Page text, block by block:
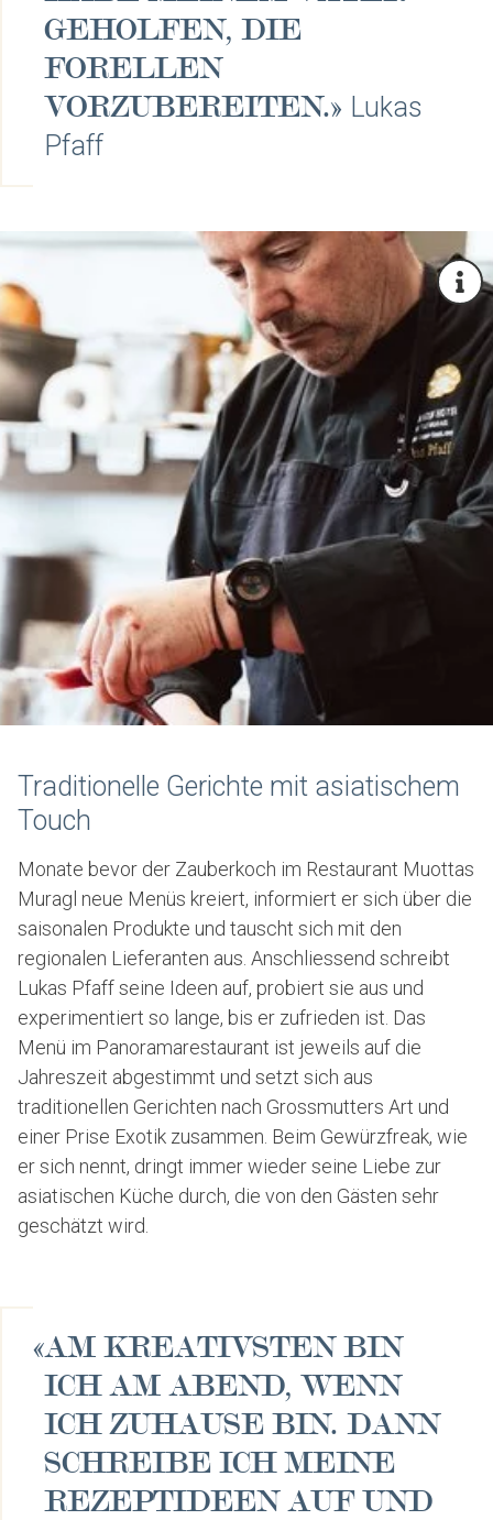
GEHOLFEN, DIE
FORELLEN
VORZUBEREITEN.» Lukas
Pfaff
Traditionelle Gerichte mit asiatischem
Touch
Monate bevor der Zauberkoch im Restaurant Muottas
Muragl neue Menüs kreiert, informiert er sich über die
saisonalen Produkte und tauscht sich mit den
regionalen Lieferanten aus. Anschliessend schreibt
Lukas Pfaff seine Ideen auf, probiert sie aus und
experimentiert so lange, bis er zufrieden ist. Das
Menü im Panoramarestaurant ist jeweils auf die
Jahreszeit abgestimmt und setzt sich aus
traditionellen Gerichten nach Grossmutters Art und
einer Prise Exotik zusammen. Beim Gewürzfreak, wie
er sich nennt, dringt immer wieder seine Liebe zur
asiatischen Küche durch, die von den Gästen sehr
geschätzt wird.
«AM KREATIVSTEN BIN
ICH AM ABEND, WENN
ICH ZUHAUSE BIN. DANN
SCHREIBE ICH MEINE
REZEPTIDEEN AUF UND